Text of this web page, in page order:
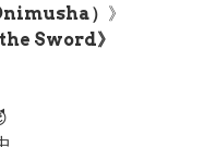
） 》
Sword》